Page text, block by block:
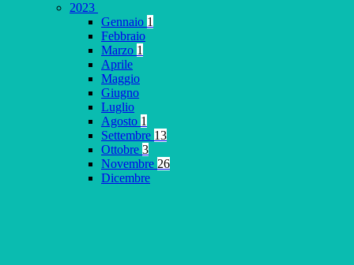
2023
Gennaio 1
Febbraio
Marzo 1
Aprile
Maggio
Giugno
Luglio
Agosto 1
Settembre 13
Ottobre 3
Novembre 26
Dicembre